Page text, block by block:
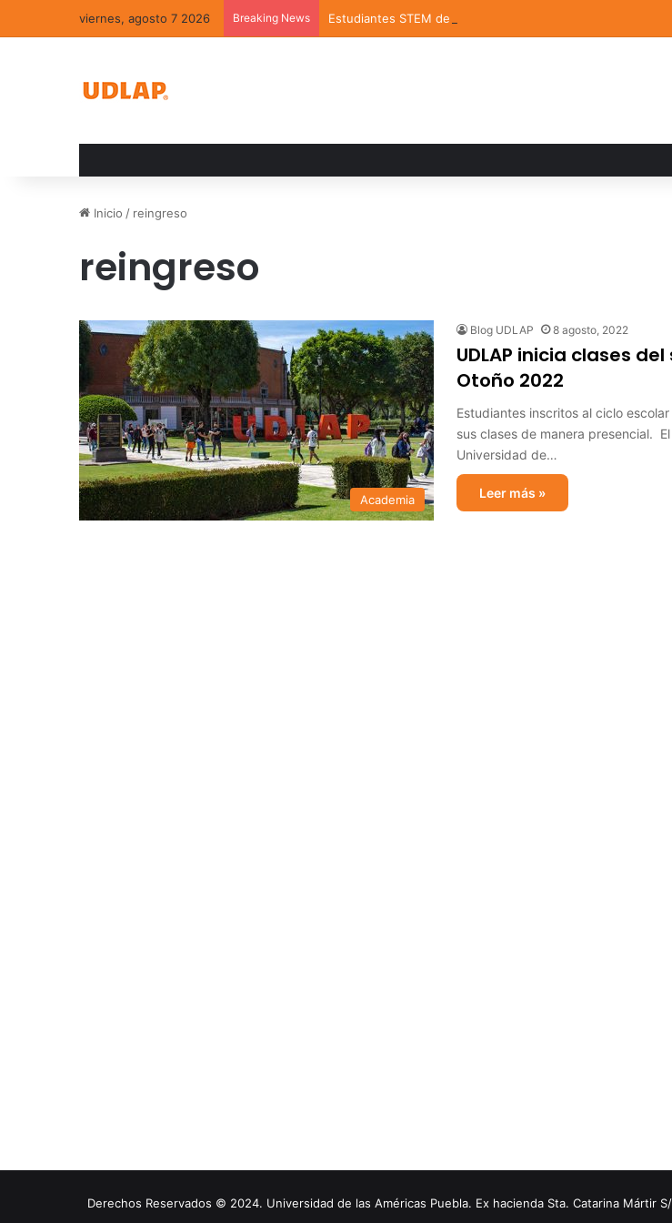
viernes, agosto 7 2026 Breaking News Estudiantes STEM de la UDLAP destacan en el MUTVI 2026
Inicio / reingreso
reingreso
Academia
Blog UDLAP 8 agosto, 2022
UDLAP inicia clases
Otoño 2022
Estudiantes inscritos al ciclo
sus clases de manera presencial.
Universidad de…
Leer más »
Derechos Reservados © 2024. Universidad de las Américas Puebla. Ex hacienda Sta. Catarina Mártir